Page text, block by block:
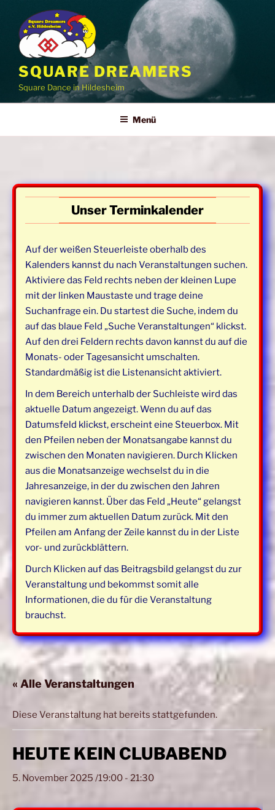
Inhalt
springen
SQUARE DREAMERS
Square Dance in Hildesheim
Menü
Unser Terminkalender
Auf der weißen Steuerleiste oberhalb des
Kalenders kannst du nach Veranstaltungen suchen.
Aktiviere das Feld rechts neben der kleinen Lupe
mit der linken Maustaste und trage deine
Suchanfrage ein. Du startest die Suche, indem du
auf das blaue Feld „Suche Veranstaltungen“ klickst.
Auf den drei Feldern rechts davon kannst du auf die
Monats- oder Tagesansicht umschalten.
Standardmäßig ist die Listenansicht aktiviert.
In dem Bereich unterhalb der Suchleiste wird das
aktuelle Datum angezeigt. Wenn du auf das
Datumsfeld klickst, erscheint eine Steuerbox. Mit
den Pfeilen neben der Monatsangabe kannst du
zwischen den Monaten navigieren. Durch Klicken
aus die Monatsanzeige wechselst du in die
Jahresanzeige, in der du zwischen den Jahren
navigieren kannst. Über das Feld „Heute“ gelangst
du immer zum aktuellen Datum zurück. Mit den
Pfeilen am Anfang der Zeile kannst du in der Liste
vor- und zurückblättern.
Durch Klicken auf das Beitragsbild gelangst du zur
Veranstaltung und bekommst somit alle
Informationen, die du für die Veranstaltung
brauchst.
« Alle Veranstaltungen
Diese Veranstaltung hat bereits stattgefunden.
HEUTE KEIN CLUBABEND
5. November 2025 /19:00 - 21:30